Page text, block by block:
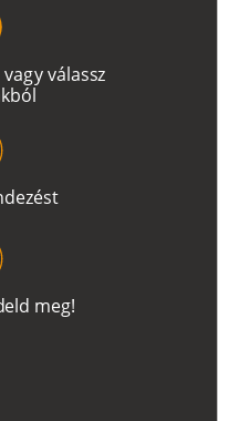
vagyválassz
kból
dezést
eld meg!